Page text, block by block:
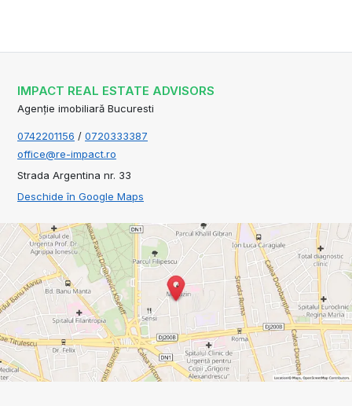
IMPACT REAL ESTATE ADVISORS
Agenție imobiliară Bucuresti
0742201156 / 0720333387
office@re-impact.ro
Strada Argentina nr. 33
Deschide în Google Maps